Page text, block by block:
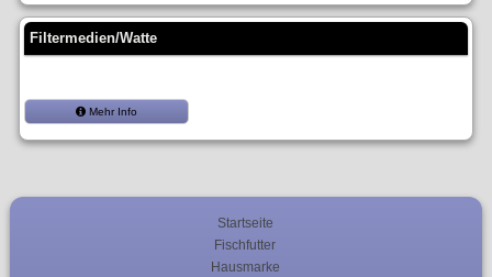
Filtermedien/Watte
Mehr Info
Startseite
Fischfutter
Hausmarke